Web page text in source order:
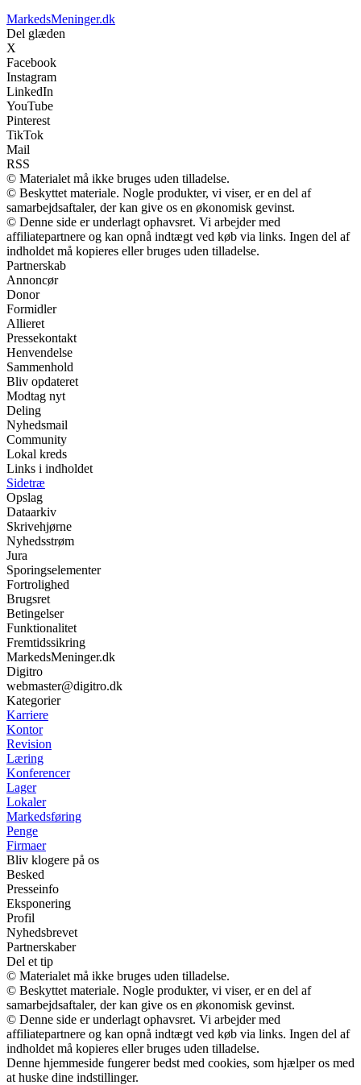
MarkedsMeninger.dk
Del glæden
X
Facebook
Instagram
LinkedIn
YouTube
Pinterest
TikTok
Mail
RSS
© Materialet må ikke bruges uden tilladelse.
© Beskyttet materiale. Nogle produkter, vi viser, er en del af
samarbejdsaftaler, der kan give os en økonomisk gevinst.
© Denne side er underlagt ophavsret. Vi arbejder med
affiliatepartnere og kan opnå indtægt ved køb via links. Ingen del af
indholdet må kopieres eller bruges uden tilladelse.
Partnerskab
Annoncør
Donor
Formidler
Allieret
Pressekontakt
Henvendelse
Sammenhold
Bliv opdateret
Modtag nyt
Deling
Nyhedsmail
Community
Lokal kreds
Links i indholdet
Sidetræ
Opslag
Dataarkiv
Skrivehjørne
Nyhedsstrøm
Jura
Sporingselementer
Fortrolighed
Brugsret
Betingelser
Funktionalitet
Fremtidssikring
MarkedsMeninger.dk
Digitro
webmaster@digitro.dk
Kategorier
Karriere
Kontor
Revision
Læring
Konferencer
Lager
Lokaler
Markedsføring
Penge
Firmaer
Bliv klogere på os
Besked
Presseinfo
Eksponering
Profil
Nyhedsbrevet
Partnerskaber
Del et tip
© Materialet må ikke bruges uden tilladelse.
© Beskyttet materiale. Nogle produkter, vi viser, er en del af
samarbejdsaftaler, der kan give os en økonomisk gevinst.
© Denne side er underlagt ophavsret. Vi arbejder med
affiliatepartnere og kan opnå indtægt ved køb via links. Ingen del af
indholdet må kopieres eller bruges uden tilladelse.
Denne hjemmeside fungerer bedst med cookies, som hjælper os med
at huske dine indstillinger.